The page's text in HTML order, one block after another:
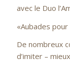
avec le Duo
«Aubades
De nombreux
d’imiter –